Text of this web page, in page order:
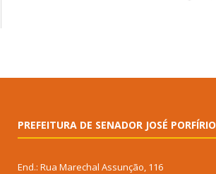
PREFEITURA DE SENADOR JOSÉ PORFÍRIO
End.: Rua Marechal Assunção, 116